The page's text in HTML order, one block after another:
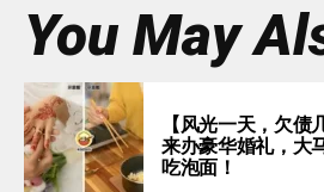
You May
【风光一天，欠债
来办豪华婚礼，大
吃泡面！